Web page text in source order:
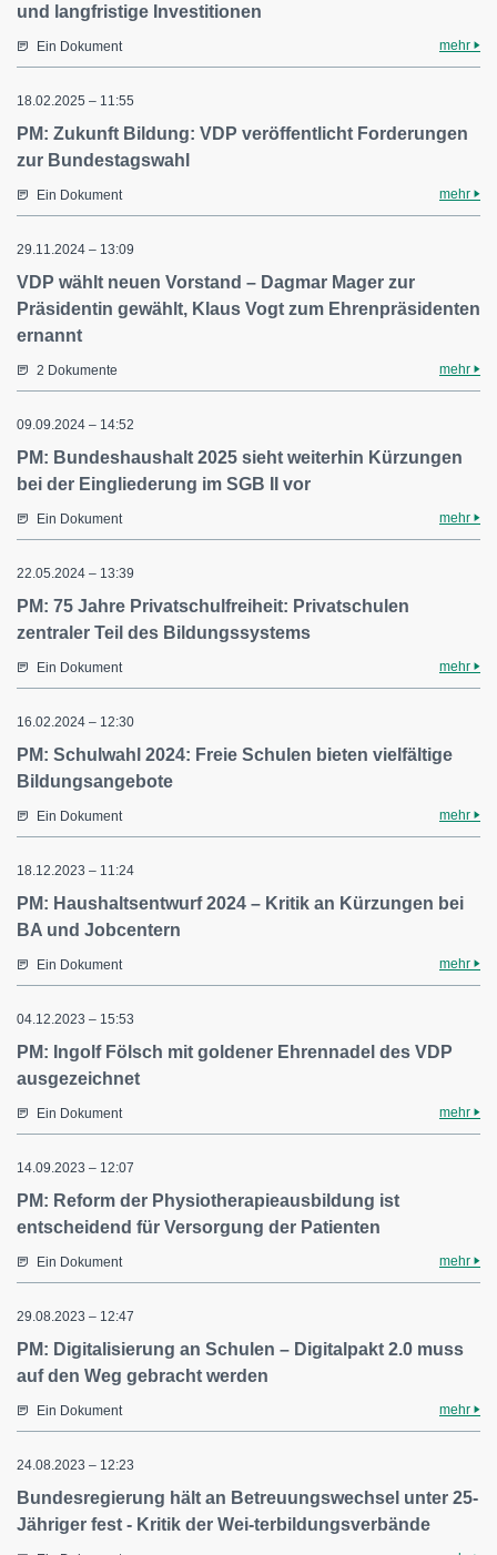
und langfristige Investitionen
Ein Dokument mehr
18.02.2025 – 11:55
PM: Zukunft Bildung: VDP veröffentlicht Forderungen
zur Bundestagswahl
Ein Dokument mehr
29.11.2024 – 13:09
VDP wählt neuen Vorstand – Dagmar Mager zur
Präsidentin gewählt, Klaus Vogt zum Ehrenpräsidenten
ernannt
2 Dokumente mehr
09.09.2024 – 14:52
PM: Bundeshaushalt 2025 sieht weiterhin Kürzungen
bei der Eingliederung im SGB II vor
Ein Dokument mehr
22.05.2024 – 13:39
PM: 75 Jahre Privatschulfreiheit: Privatschulen
zentraler Teil des Bildungssystems
Ein Dokument mehr
16.02.2024 – 12:30
PM: Schulwahl 2024: Freie Schulen bieten vielfältige
Bildungsangebote
Ein Dokument mehr
18.12.2023 – 11:24
PM: Haushaltsentwurf 2024 – Kritik an Kürzungen bei
BA und Jobcentern
Ein Dokument mehr
04.12.2023 – 15:53
PM: Ingolf Fölsch mit goldener Ehrennadel des VDP
ausgezeichnet
Ein Dokument mehr
14.09.2023 – 12:07
PM: Reform der Physiotherapieausbildung ist
entscheidend für Versorgung der Patienten
Ein Dokument mehr
29.08.2023 – 12:47
PM: Digitalisierung an Schulen – Digitalpakt 2.0 muss
auf den Weg gebracht werden
Ein Dokument mehr
24.08.2023 – 12:23
Bundesregierung hält an Betreuungswechsel unter 25-
Jähriger fest - Kritik der Wei-terbildungsverbände